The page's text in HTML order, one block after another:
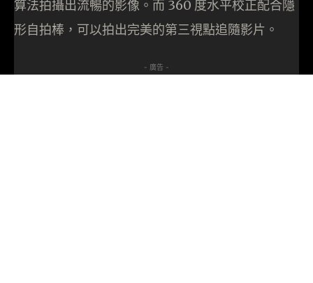
算法拍攝出流暢的影像。而 360 度水平校正配合隱
形自拍棒，可以拍出完美的第三視點追隨影片。
- 廣告 -